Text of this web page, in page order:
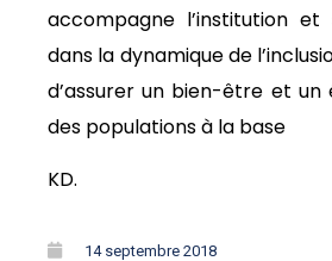
accompagne l’institution et
dans la dynamique de
d’assurer un bien-être et un
des populations à la base
KD.
14 septembre 2018